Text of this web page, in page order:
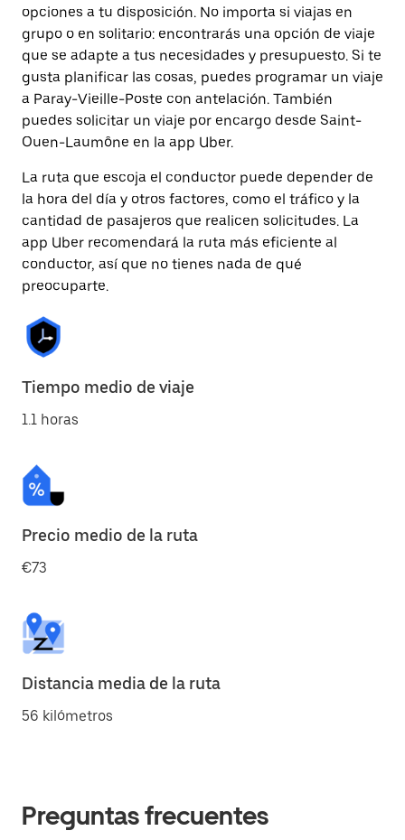
opciones a tu disposición. No importa si viajas en
grupo o en solitario: encontrarás una opción de viaje
que se adapte a tus necesidades y presupuesto. Si te
gusta planificar las cosas, puedes programar un viaje
a Paray-Vieille-Poste con antelación. También
puedes solicitar un viaje por encargo desde Saint-
Ouen-Laumône en la app Uber.
La ruta que escoja el conductor puede depender de
la hora del día y otros factores, como el tráfico y la
cantidad de pasajeros que realicen solicitudes. La
app Uber recomendará la ruta más eficiente al
conductor, así que no tienes nada de qué
preocuparte.
Tiempo medio de viaje
1.1 horas
Precio medio de la ruta
€73
Distancia media de la ruta
56 kilómetros
Preguntas frecuentes